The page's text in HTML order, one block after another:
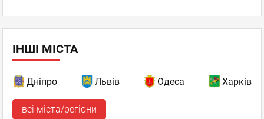
ІНШІ МІСТА
Дніпро Львів Одеса Харків
всі міста/регіони